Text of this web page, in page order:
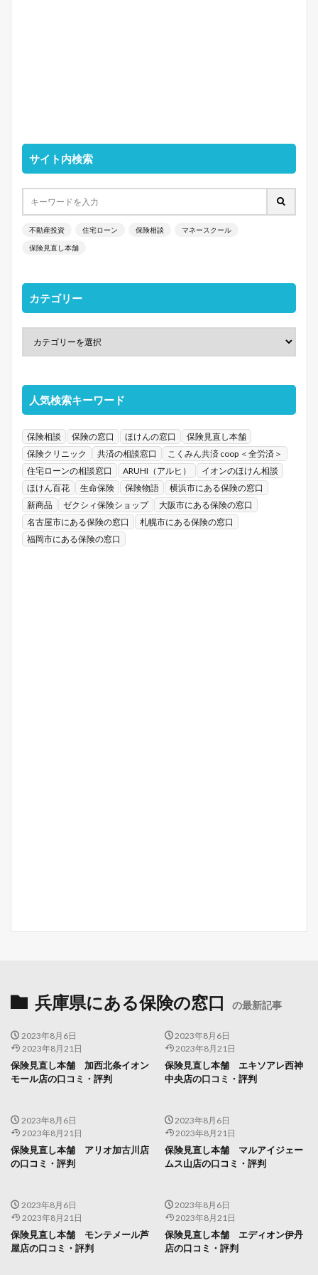
サイト内検索
不動産投資 住宅ローン 保険相談 マネースクール
保険見直し本舗
カテゴリー
人気検索キーワード
保険相談 保険の窓口 ほけんの窓口
保険見直し本舗
保険クリニック
共済の相談窓口
こくみん共済 coop ＜全労済＞
住宅ローンの相談窓口
ARUHI（アルヒ）
イオンのほけん相談
ほけん百花
生命保険 保険物語
横浜市にある保険の窓口
新商品
ゼクシィ保険ショップ
大阪市にある保険の窓口
名古屋市にある保険の窓口
札幌市にある保険の窓口
福岡市にある保険の窓口
兵庫県にある保険の窓口 の最新記事
2023年8月6日
2023年8月21日
保険見直し本舗 加西北条イオン
モール店の口コミ・評判
2023年8月6日
2023年8月21日
保険見直し本舗 エキソアレ西神
中央店の口コミ・評判
2023年8月6日
2023年8月21日
保険見直し本舗 アリオ加古川店
の口コミ・評判
2023年8月6日
2023年8月21日
保険見直し本舗 マルアイジェー
ムス山店の口コミ・評判
2023年8月6日
2023年8月21日
保険見直し本舗 モンテメール芦
屋店の口コミ・評判
2023年8月6日
2023年8月21日
保険見直し本舗 エディオン伊丹
店の口コミ・評判